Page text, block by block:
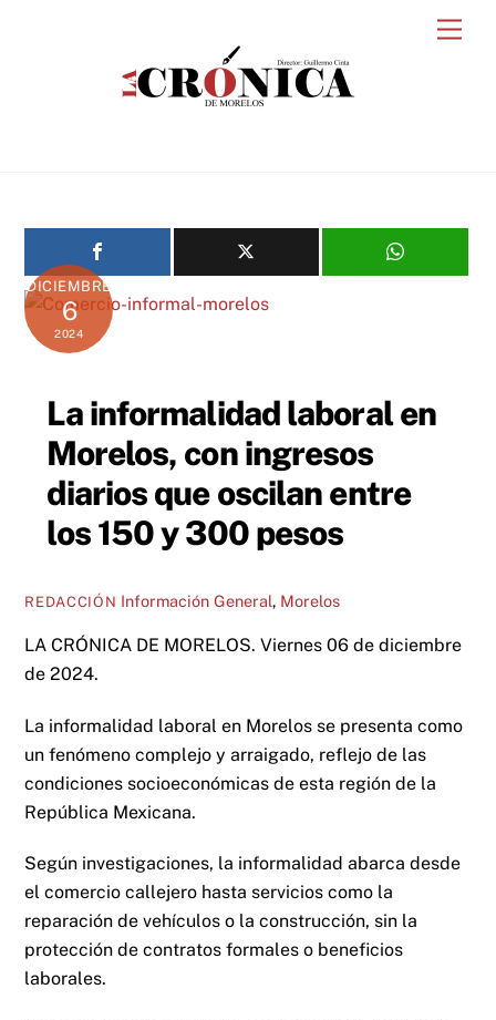
DICIEMBRE
6
2024
La informalidad laboral en
Morelos, con ingresos
diarios que oscilan entre
los 150 y 300 pesos
REDACCIÓN Información General, Morelos
LA CRÓNICA DE MORELOS. Viernes 06 de diciembre
de 2024.
La informalidad laboral en Morelos se presenta como
un fenómeno complejo y arraigado, reflejo de las
condiciones socioeconómicas de esta región de la
República Mexicana.
Según investigaciones, la informalidad abarca desde
el comercio callejero hasta servicios como la
reparación de vehículos o la construcción, sin la
protección de contratos formales o beneficios
laborales.